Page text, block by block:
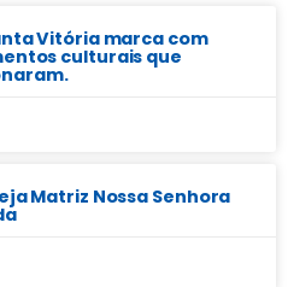
Vitória marca com
culturais que
Matriz Nossa Senhora